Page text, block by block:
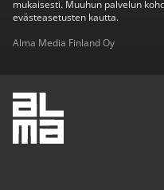
mukaisesti. Muuhun palvelun
evästeasetusten kautta.
Alma Media Finland Oy